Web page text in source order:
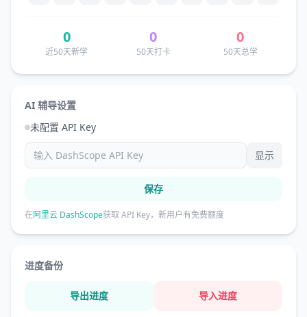
0
近50天新学
0
50天打卡
0
50天总学
AI 辅导设置
未配置 API Key
显示
保存
在阿里云 DashScope获取 API Key，新用户有免费额度
进度备份
导出进度 导入进度